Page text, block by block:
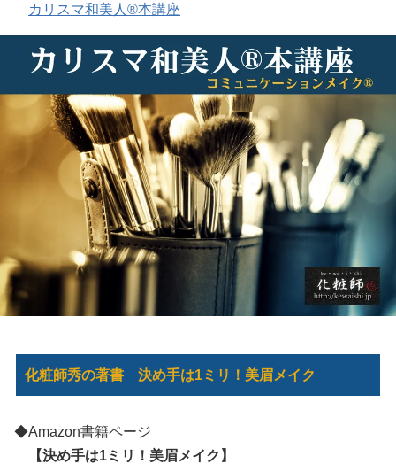
カリスマ和美人®本講座
化粧師秀の著書 決め手は1ミリ！美眉メイク
◆Amazon書籍ページ
【決め手は1ミリ！美眉メイク】